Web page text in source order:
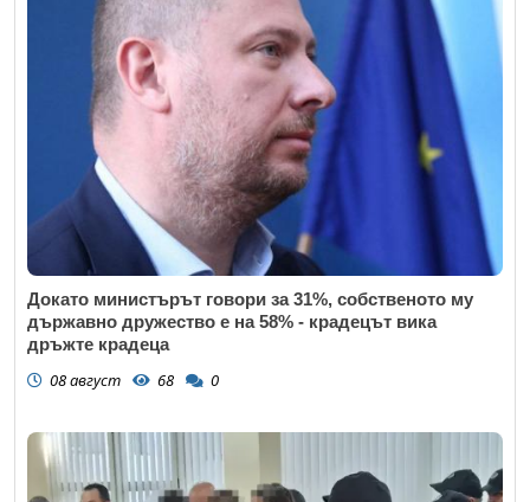
Докато министърът говори за 31%, собственото му
държавно дружество е на 58% - крадецът вика
дръжте крадеца
08 август 68 0